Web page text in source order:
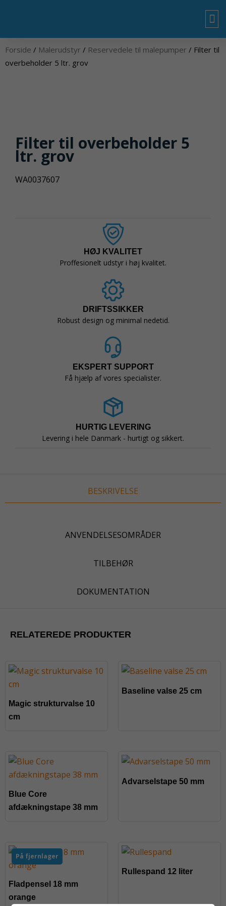
Forside / Malerudstyr / Reservedele til malepumper / Filter til
overbeholder 5 ltr. grov
Filter til overbeholder 5
ltr. grov
WA0037607
HØJ KVALITET
Proffesionelt udstyr i høj kvalitet.
DRIFTSSIKKER
Robust design og minimal nedetid.
EKSPERT SUPPORT
Få hjælp af vores specialister.
HURTIG LEVERING
Levering i hele Danmark - hurtigt og sikkert.
BESKRIVELSE
ANVENDELSESOMRÅDER
TILBEHØR
DOKUMENTATION
RELATEREDE PRODUKTER
Magic strukturvalse 10
cm
Baseline valse 25 cm
Blue Core
afdækningstape 38 mm
Advarselstape 50 mm
På fjernlager
Fladpensel 18 mm
orange
Rullespand 12 liter